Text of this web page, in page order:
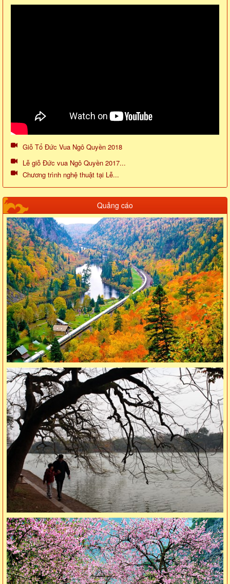
Giỗ Tổ Đức Vua Ngô Quyền 2018
Lễ giỗ Đức vua Ngô Quyền 2017...
Chương trình nghệ thuật tại Lễ...
Quảng cáo